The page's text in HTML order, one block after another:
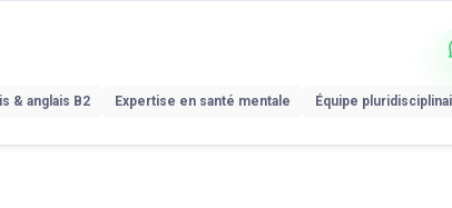
& anglais B2 Expertise en santé mentale Équipe